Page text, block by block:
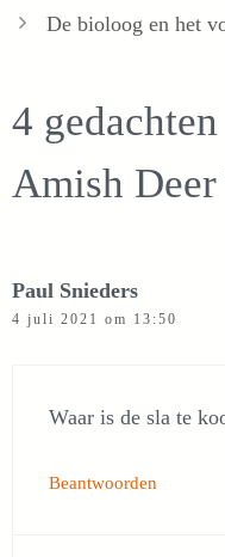
De bioloog en het
4
Amish Deer
Paul Snieders
4 juli 2021 om 13:50
Waar is de sla te
Beantwoorden